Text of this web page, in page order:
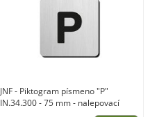
JNF - Piktogram písmeno "P"
IN.34.300 - 75 mm - nalepovací